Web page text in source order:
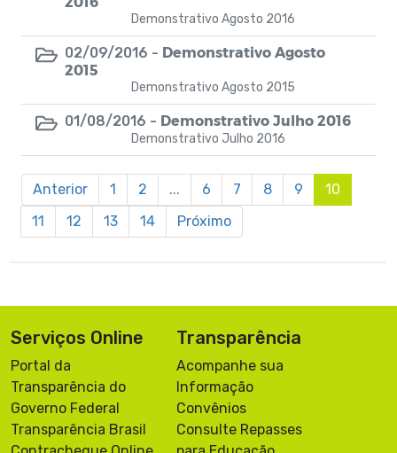
Demonstrativo Agosto 2016
02/09/2016 - Demonstrativo Agosto
2015
Demonstrativo Agosto 2015
01/08/2016 - Demonstrativo Julho 2016
Demonstrativo Julho 2016
Anterior 1 2 ... 6 7 8 9
10
11
12 13 14 Próximo
Serviços Online
Portal da
Transparência do
Governo Federal
Transparência Brasil
Transparência
Acompanhe sua
Informação
Convênios
Consulte Repasses